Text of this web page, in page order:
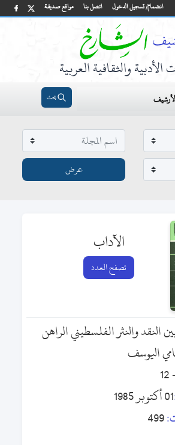
مواقع صديقة اتصل بنا انضمام/ تسجيل الدخول
والثقافية العربية
بحث
الآداب
تصفح العدد
النقد والنثر الفلسطيني الراهن
اليوسف
01 أكتوبر 1985
499